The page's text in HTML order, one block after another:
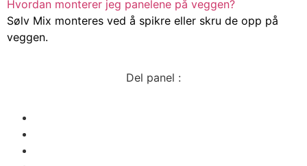
Hvordan monterer jeg panelene på veggen?
Sølv Mix monteres ved å spikre eller skru de opp på
veggen.
Del panel :